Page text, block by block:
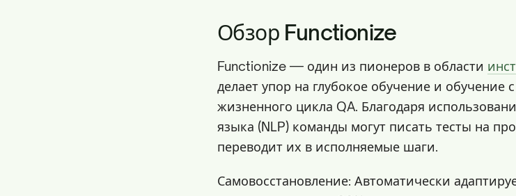
Обзор Functionize
Functionize — один из пионеров в области
делает упор на глубокое обучение и
жизненного цикла QA. Благодаря
языка (NLP) команды могут писать тесты на
переводит их в исполняемые шаги.
Самовосстановление: Автоматически